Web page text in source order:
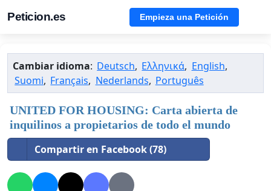
Peticion.es Empieza una Petición
Cambiar idioma: Deutsch, Ελληνικά, English,
Suomi, Français, Nederlands, Português
UNITED FOR HOUSING: Carta abierta de
inquilinos a propietarios de todo el mundo
Compartir en Facebook (78)